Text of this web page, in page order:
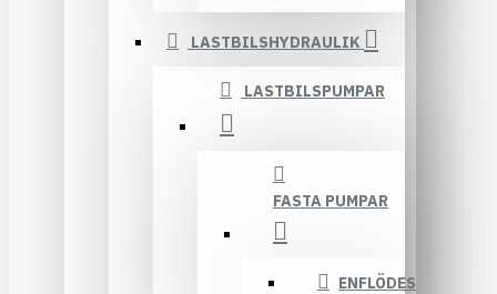
LASTBILSHYDRAULIK
LASTBILSPUMPAR
FASTA PUMPAR
ENFLÖDES